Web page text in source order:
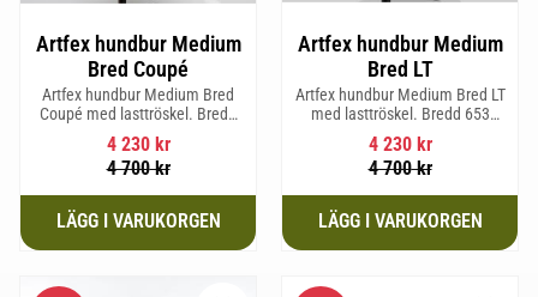
Artfex hundbur Medium
Bred Coupé
Artfex hundbur Medium Bred
Coupé med lasttröskel. Bredd
653 mm, Höjd 675 mm, Djup
830 mm och Vikt 19,4 kg.
4 230kr
4 700kr
Artfex hundbur Medium
Bred LT
Artfex hundbur Medium Bred LT
med lasttröskel. Bredd 653
mm, Höjd 675 mm, Djup 830
mm och Vikt 20,2 kg.
4 230kr
4 700kr